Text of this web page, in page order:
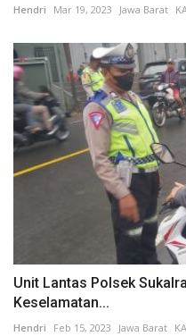
Hendri Mar 19, 2023 Jawa Barat
Unit Lantas Polsek
Keselamatan...
Hendri Feb 15, 2023 Jawa Barat